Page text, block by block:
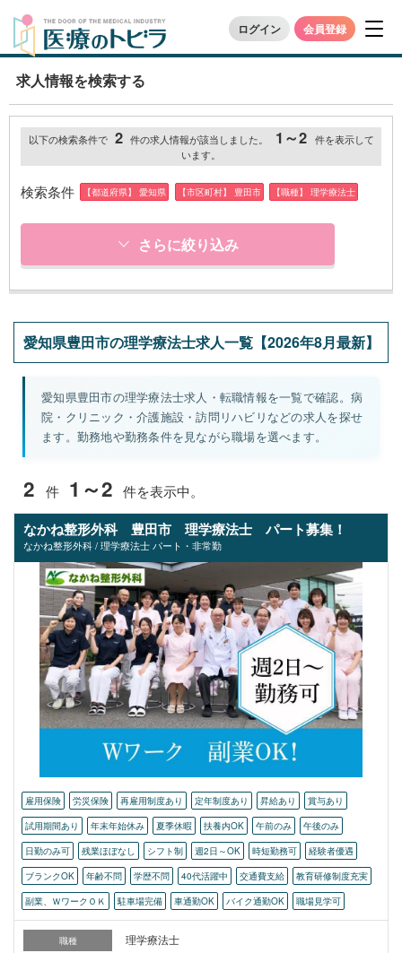
ログイン 会員登録
求人情報を検索する
以下の検索条件で 2 件の求人情報が該当しました。 1～2 件を表示して
います。
検索条件 【都道府県】 愛知県 【市区町村】 豊田市 【職種】 理学療法士
さらに絞り込み
愛知県豊田市の理学療法士求人一覧【2026年8月最新】
愛知県豊田市の理学療法士求人・転職情報を一覧で確認。病
院・クリニック・介護施設・訪問リハビリなどの求人を探せ
ます。勤務地や勤務条件を見ながら職場を選べます。
2 件 1～2 件を表示中。
なかね整形外科 豊田市 理学療法士 パート募集！
なかね整形外科 / 理学療法士 パート・非常勤
雇用保険 労災保険 再雇用制度あり 定年制度あり 昇給あり
賞与あり
試用期間あり
年末年始休み 夏季休暇 扶養内OK 午前のみ
午後のみ
日勤のみ可
残業ほぼなし シフト制 週2日～OK 時短勤務可
経験者優遇
ブランクOK
年齢不問 学歴不問 40代活躍中 交通費支給
教育研修制度充実
副業、ＷワークＯＫ
駐車場完備 車通勤OK バイク通勤OK 職場見学可
職種 理学療法士